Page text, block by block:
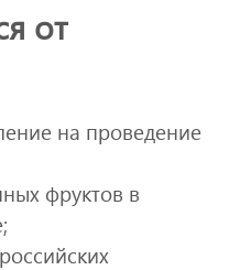
от
на проведение
фруктов в